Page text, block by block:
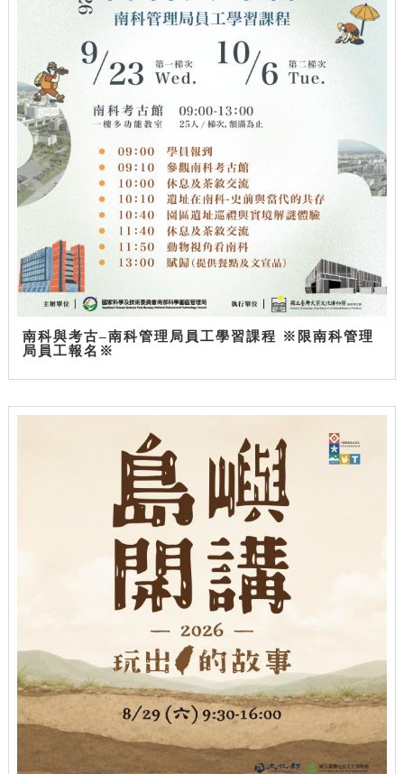
南科與考古–南科管理局員工學習課程 ※限南科管理
局員工報名※